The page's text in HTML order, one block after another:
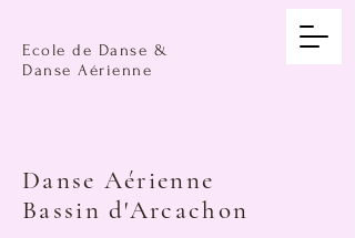
Ecole de Danse &
Danse Aérienne
Danse Aérienne
Bassin d'Arcachon